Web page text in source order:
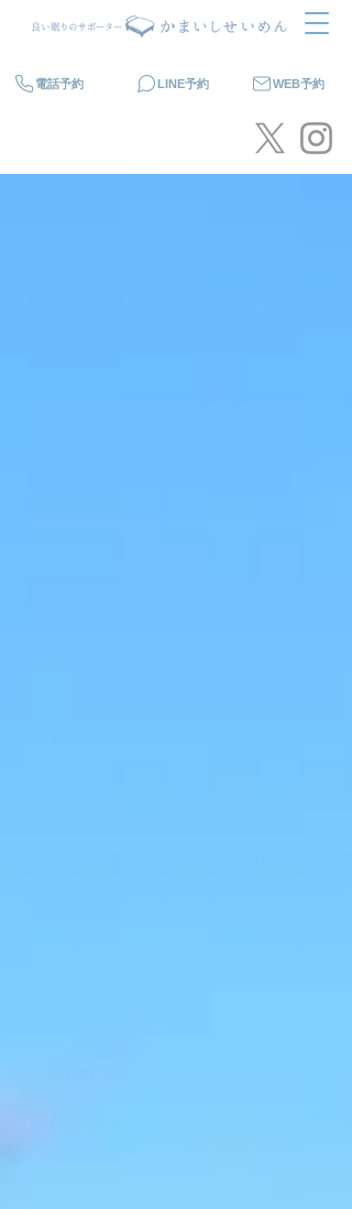
LINE予約 WEB予約
電話予約